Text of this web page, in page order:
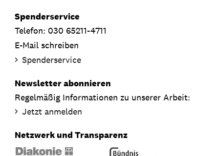
Spenderservice
Telefon: 030 65211-4711
E-Mail schreiben
Spenderservice
Newsletter abonnieren
Regelmäßig Informationen zu unserer Arbeit:
Jetzt anmelden
Netzwerk und Transparenz